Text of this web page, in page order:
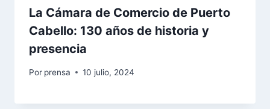
La Cámara de Comercio de Puerto
Cabello: 130 años de historia y
presencia
Por prensa 10 julio, 2024